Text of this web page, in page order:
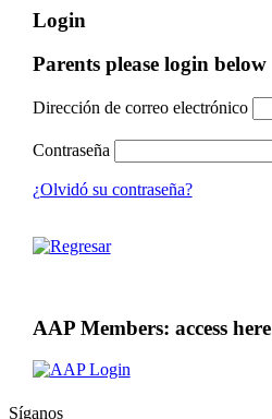
Login
Parents please login below
Dirección de correo electrónico
Contraseña
¿Olvidó su contraseña?
AAP Members: access here
Síganos